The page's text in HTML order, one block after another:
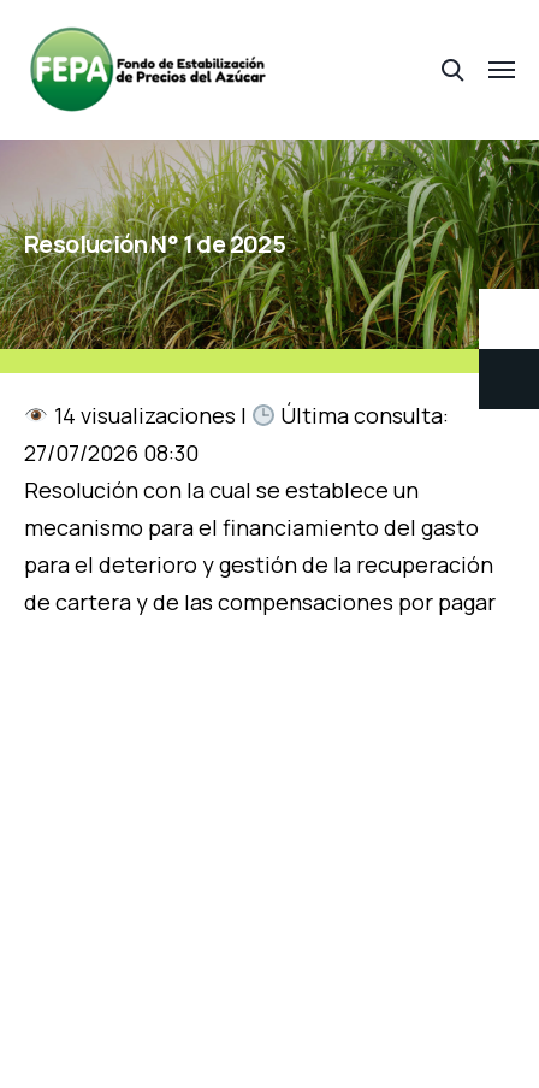
Resolución N° 1 de 2025
14 visualizaciones |
Última consulta:
27/07/2026 08:30
Resolución con la cual se establece un
mecanismo para el financiamiento del gasto
para el deterioro y gestión de la recuperación
de cartera y de las compensaciones por pagar